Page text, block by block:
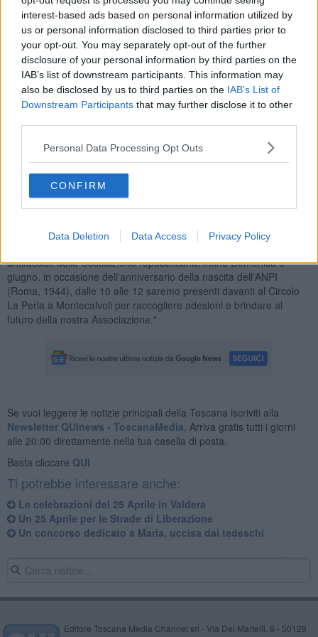
interest-based ads based on personal information utilized by
us or personal information disclosed to third parties prior to
your opt-out. You may separately opt-out of the further
disclosure of your personal information by third parties on the
IAB’s list of downstream participants. This information may
also be disclosed by us to third parties on the IAB’s List of
Downstream Participants that may further disclose it to other
Personal Data Processing Opt Outs
CONFIRM
Data Deletion Data Access Privacy Policy
prepotenze e all'arroganza pagandone le conseguenze".
"La nostra Sezione - prosegue Bruni - invierà una lettera
all'Amministrazione comunale per riproporre la questione,
unitamente ad una sollecitazione a dare finalmente seguito alla
proposta, venuta da più parti, di concedere lacittadinanza
onoraria a Gabriella De Cori, vittima prima delle vergognose leggi
razziali fasciste del 1938 e poi dell'inferno nazista di Auschwitz,
proposta che merita il nulla osta definitivo per onorarne la
"Contestualmente - conclude l'associazione dei partigiani - chiederà
la revoca della cittadinanza onoraria a Benito Mussolini,una
nostra Sezione confida sul fatto che il C. C. di S. Maria a Monte
antifascisti della Costituzione repubblicana. Infine Domenica 6
giugno, in occasione dell'anniversario della nascita dell'ANPI
(Roma, 1944), dalle 10 alle 12 saremo presenti davanti al Circolo
La Perla a Montecalvoli per raccogliere adesioni e brindare al
futuro della nostra Associazione."
Se vuoi leggere le notizie principali della Toscana iscriviti alla
Newsletter QUInews - ToscanaMedia. Arriva gratis tutti i giorni
alle 20:00 direttamente nella tua casella di posta.
Basta cliccare QUI
Ti potrebbe interessare anche:
Le celebrazioni del 25 Aprile in Valdera
Un 25 Aprile per le Strade di Liberazione
Un concorso dedicato a Maria, uccisa dai tedeschi
Editore Toscana Media Channel srl - Via Dei Martelli, 8 - 50129